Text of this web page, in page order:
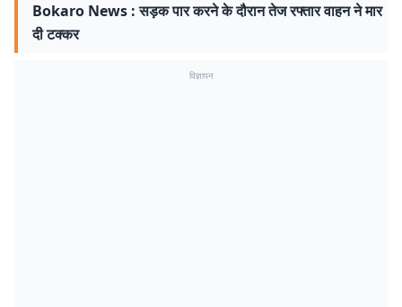
Bokaro News : सड़क पार करने के दौरान तेज रफ्तार वाहन ने मार
दी टक्कर
विज्ञापन